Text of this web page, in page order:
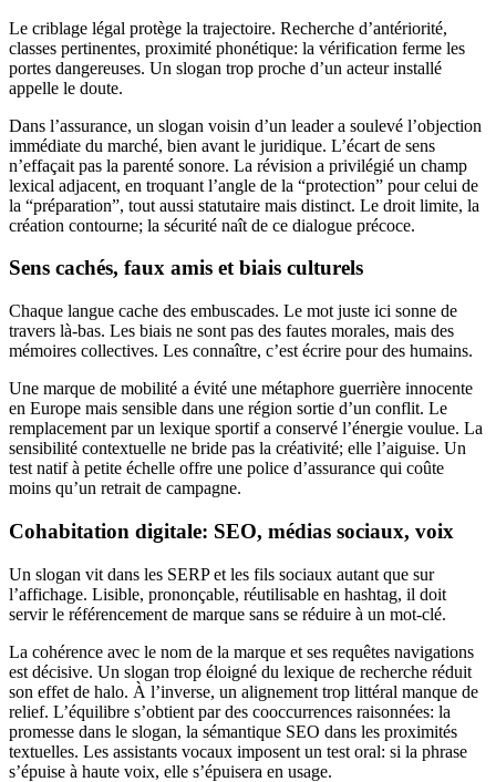
Le criblage légal protège la trajectoire. Recherche d’antériorité,
classes pertinentes, proximité phonétique: la vérification ferme les
portes dangereuses. Un slogan trop proche d’un acteur installé
appelle le doute.
Dans l’assurance, un slogan voisin d’un leader a soulevé l’objection
immédiate du marché, bien avant le juridique. L’écart de sens
n’effaçait pas la parenté sonore. La révision a privilégié un champ
lexical adjacent, en troquant l’angle de la “protection” pour celui de
la “préparation”, tout aussi statutaire mais distinct. Le droit limite, la
création contourne; la sécurité naît de ce dialogue précoce.
Sens cachés, faux amis et biais culturels
Chaque langue cache des embuscades. Le mot juste ici sonne de
travers là-bas. Les biais ne sont pas des fautes morales, mais des
mémoires collectives. Les connaître, c’est écrire pour des humains.
Une marque de mobilité a évité une métaphore guerrière innocente
en Europe mais sensible dans une région sortie d’un conflit. Le
remplacement par un lexique sportif a conservé l’énergie voulue. La
sensibilité contextuelle ne bride pas la créativité; elle l’aiguise. Un
test natif à petite échelle offre une police d’assurance qui coûte
moins qu’un retrait de campagne.
Cohabitation digitale: SEO, médias sociaux, voix
Un slogan vit dans les SERP et les fils sociaux autant que sur
l’affichage. Lisible, prononçable, réutilisable en hashtag, il doit
servir le référencement de marque sans se réduire à un mot-clé.
La cohérence avec le nom de la marque et ses requêtes navigations
est décisive. Un slogan trop éloigné du lexique de recherche réduit
son effet de halo. À l’inverse, un alignement trop littéral manque de
relief. L’équilibre s’obtient par des cooccurrences raisonnées: la
promesse dans le slogan, la sémantique SEO dans les proximités
textuelles. Les assistants vocaux imposent un test oral: si la phrase
s’épuise à haute voix, elle s’épuisera en usage.